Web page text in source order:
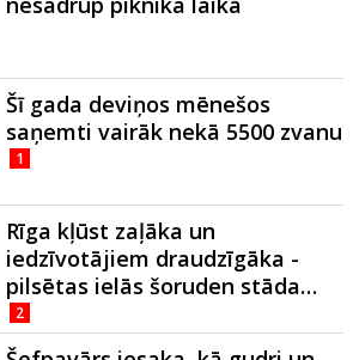
Šī gada deviņos mēnešos
saņemti vairāk nekā 5500 zvanu
1
Rīga kļūst zaļāka un
iedzīvotājiem draudzīgāka -
pilsētas ielās šoruden stāda…
2